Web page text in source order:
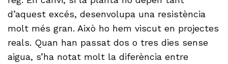
d’aquest excés, desenvolupa una resistència
molt més gran. Això ho hem viscut en projectes
reals. Quan han passat dos o tres dies sense
aigua, s’ha notat molt la diferència entre